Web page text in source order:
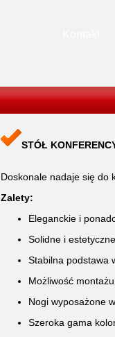
STÓŁ
Doskonale nadaje się do
Zalety:
Eleganckie i
Solidne i
Stabilna podstawa
Możliwość
Nogi wyposażone
Szeroka gama